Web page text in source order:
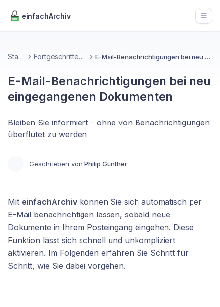
einfachArchiv
Startseite Fortgeschrittene Funktionen E-Mail-Benachrichtigungen bei neu eingegangenen Dokumenten
E-Mail-Benachrichtigungen bei neu
eingegangenen Dokumenten
Bleiben Sie informiert – ohne von Benachrichtigungen
überflutet zu werden
Geschrieben von Philip Günther
Mit einfachArchiv können Sie sich automatisch per
E-Mail benachrichtigen lassen, sobald neue
Dokumente in Ihrem Posteingang eingehen. Diese
Funktion lässt sich schnell und unkompliziert
aktivieren. Im Folgenden erfahren Sie Schritt für
Schritt, wie Sie dabei vorgehen.